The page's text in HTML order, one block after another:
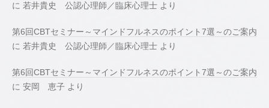
に 若井貴史 公認心理師／臨床心理士 より
第6回CBTセミナー～マインドフルネスのポイント7選～のご案内
に 若井貴史 公認心理師／臨床心理士 より
第6回CBTセミナー～マインドフルネスのポイント7選～のご案内
に 安岡 恵子 より